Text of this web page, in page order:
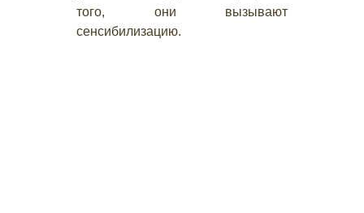
того, они вызывают
сенсибилизацию.